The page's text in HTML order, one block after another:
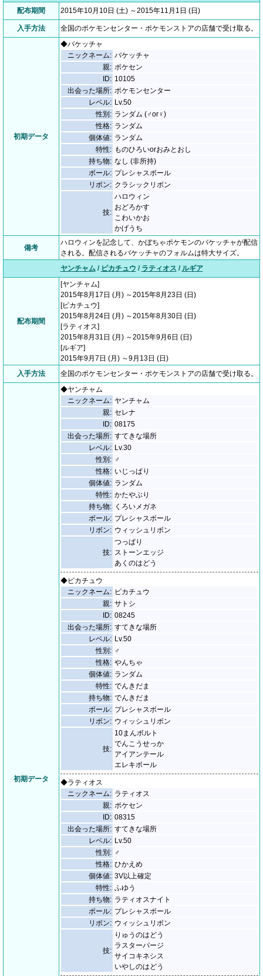
配布期間 2015年10月10日 (土) ～2015年11月1日 (日)
入手方法 全国のポケモンセンター・ポケモンストアの店舗で受け取る。
初期データ
◆バケッチャ
ニックネーム: バケッチャ
親: ポケセン
ID: 10105
出会った場所: ポケモンセンター
レベル: Lv.50
性別: ランダム (♂or♀)
性格: ランダム
個体値: ランダム
特性: ものひろいorおみとおし
持ち物: なし (非所持)
ボール: プレシャスボール
リボン: クラシックリボン
技:
ハロウィン
おどろかす
こわいかお
かげうち
備考
ハロウィンを記念して、かぼちゃポケモンのバケッチャが配信
される。配信されるバケッチャのフォルムは特大サイズ。
ヤンチャム/ ピカチュウ / ラティオス / ルギア
配布期間
[ヤンチャム]
2015年8月17日 (月) ～2015年8月23日 (日)
[ピカチュウ]
2015年8月24日 (月) ～2015年8月30日 (日)
[ラティオス]
2015年8月31日 (月) ～2015年9月6日 (日)
[ルギア]
2015年9月7日 (月) ～9月13日 (日)
入手方法
全国のポケモンセンター・ポケモンストアの店舗で受け取る。
初期データ
◆ヤンチャム
ニックネーム: ヤンチャム
親: セレナ
ID: 08175
出会った場所: すてきな場所
レベル: Lv.30
性別: ♂
性格: いじっぱり
個体値: ランダム
特性: かたやぶり
持ち物: くろいメガネ
ボール: プレシャスボール
リボン: ウィッシュリボン
技:
つっぱり
ストーンエッジ
あくのはどう
◆ピカチュウ
ニックネーム: ピカチュウ
親: サトシ
ID: 08245
出会った場所: すてきな場所
レベル: Lv.50
性別: ♂
性格: やんちゃ
個体値: ランダム
特性: でんきだま
持ち物: でんきだま
ボール: プレシャスボール
リボン: ウィッシュリボン
技:
10まんボルト
でんこうせっか
アイアンテール
エレキボール
◆ラティオス
ニックネーム: ラティオス
親: ポケセン
ID: 08315
出会った場所: すてきな場所
レベル: Lv.50
性別: ♂
性格: ひかえめ
個体値: 3V以上確定
特性: ふゆう
持ち物: ラティオスナイト
ボール: プレシャスボール
リボン: ウィッシュリボン
技:
りゅうのはどう
ラスターパージ
サイコキネシス
いやしのはどう